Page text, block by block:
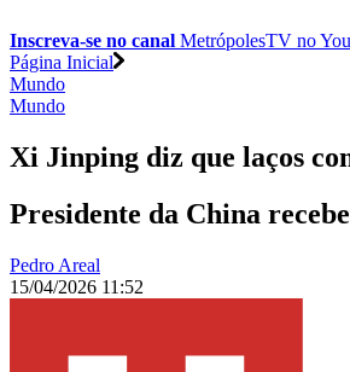
Inscreva-se no canal MetrópolesTV no
Página Inicial
Mundo
Mundo
Xi Jinping diz que laços
Presidente da China
Pedro Areal
15/04/2026 11:52